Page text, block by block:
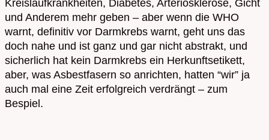
Kreislaufkrankheiten, Diabetes, Arteriosklerose, Gicht
und Anderem mehr geben – aber wenn die WHO
warnt, definitiv vor Darmkrebs warnt, geht uns das
doch nahe und ist ganz und gar nicht abstrakt, und
sicherlich hat kein Darmkrebs ein Herkunftsetikett,
aber, was Asbestfasern so anrichten, hatten “wir” ja
auch mal eine Zeit erfolgreich verdrängt – zum
Bespiel.